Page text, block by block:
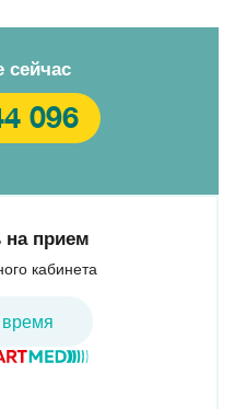
сейчас
096
на прием
кабинета